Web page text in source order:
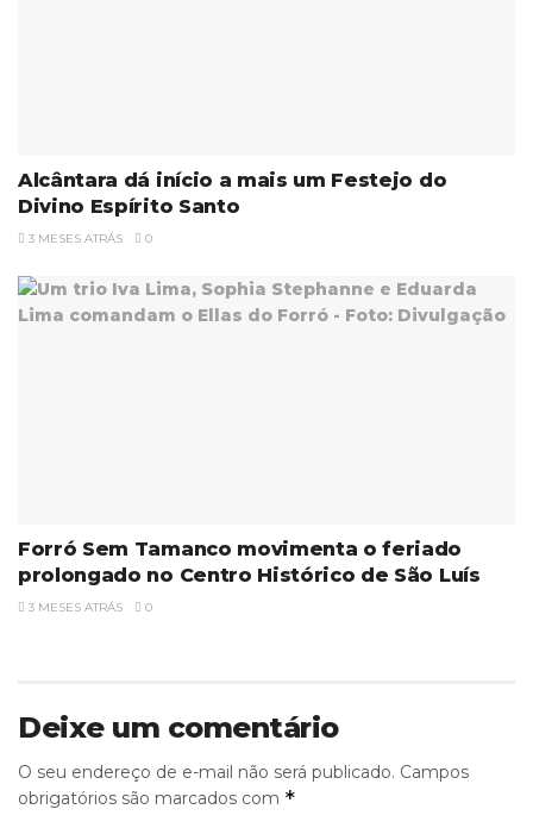
Alcântara dá início a mais um Festejo do
Divino Espírito Santo
3 MESES ATRÁS 0
Forró Sem Tamanco movimenta o feriado
prolongado no Centro Histórico de São Luís
3 MESES ATRÁS 0
Deixe um comentário
O seu endereço de e-mail não será publicado. Campos
obrigatórios são marcados com *